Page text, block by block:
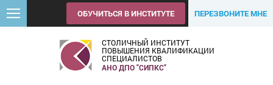
ОБУЧИТЬСЯ В ИНСТИТУТЕ ПЕРЕЗВОНИТЕ МНЕ
СТОЛИЧНЫЙ ИНСТИТУТ
ПОВЫШЕНИЯ КВАЛИФИКАЦИИ
СПЕЦИАЛИСТОВ
АНО ДПО "СИПКС"